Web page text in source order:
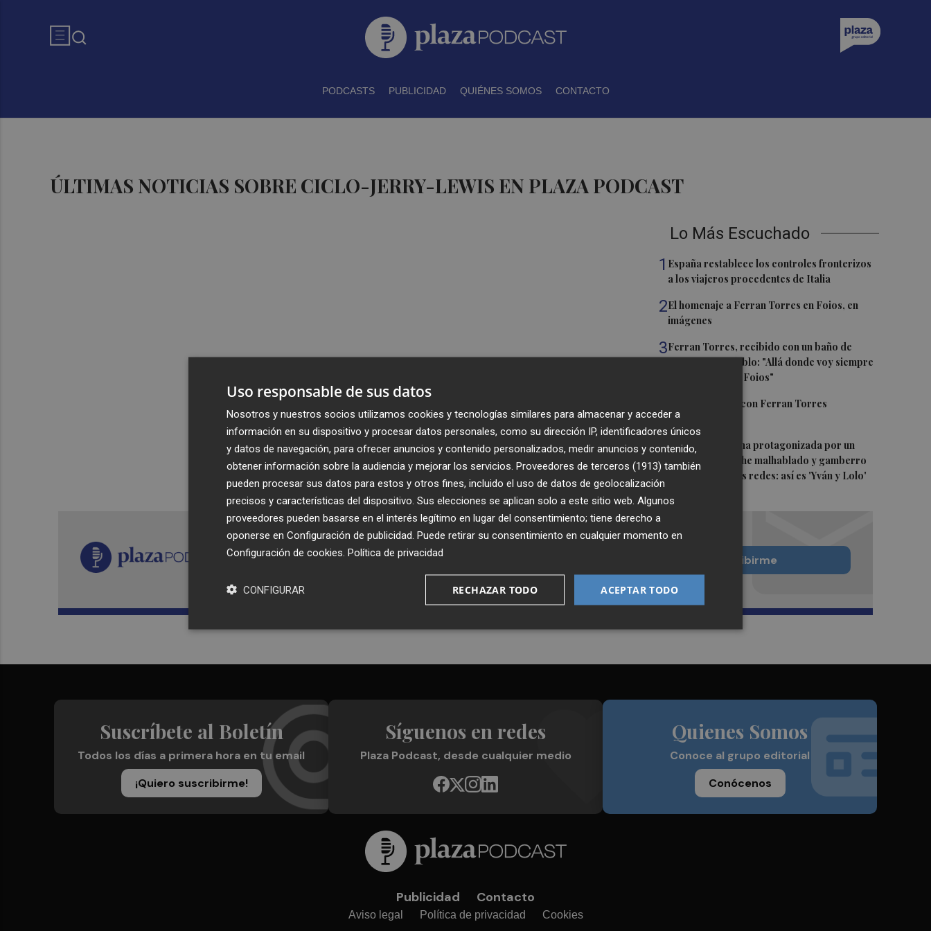
PODCASTS PUBLICIDAD QUIÉNES SOMOS CONTACTO
ÚLTIMAS NOTICIAS SOBRE CICLO-JERRY-LEWIS EN PLAZA PODCAST
Lo Más Escuchado
1 España restablece los controles fronterizos
a los viajeros procedentes de Italia
2El homenaje a Ferran Torres en Foios, en
imágenes
3Ferran Torres, recibido con un baño de
masas en su pueblo: "Allá donde voy siempre
digo que soy de Foios"
Foios se vuelca con Ferran Torres
5La serie murciana protagonizada por un
conejo de peluche malhablado y gamberro
que triunfa en las redes: así es 'Yván y Lolo'
Recibe toda la actualidad de
Plaza Podcast en tu correo
Quiero suscribirme
Suscríbete al Boletín
Todos los días a primera hora en tu email
¡Quiero suscribirme!
Síguenos en redes
Plaza Podcast, desde cualquier medio
Quienes Somos
Conoce al grupo editorial
Conócenos
Publicidad Contacto
Aviso legal Política de privacidad Cookies
Uso responsable de sus datos
Nosotros y nuestros socios utilizamos cookies y tecnologías similares para almacenar y acceder a
información en su dispositivo y procesar datos personales, como su dirección IP, identificadores únicos
y datos de navegación, para ofrecer anuncios y contenido personalizados, medir anuncios y contenido,
obtener información sobre la audiencia y mejorar los servicios. Proveedores de terceros (1913) también
pueden procesar sus datos para estos y otros fines, incluido el uso de datos de geolocalización
precisos y características del dispositivo. Sus elecciones se aplican solo a este sitio web. Algunos
proveedores pueden basarse en el interés legítimo en lugar del consentimiento; tiene derecho a
oponerse en Configuración de publicidad . Puede retirar su consentimiento en cualquier momento en
Configuración de cookies Política de privacidad
ACEPTAR TODO
RECHAZAR TODO
CONFIGURAR